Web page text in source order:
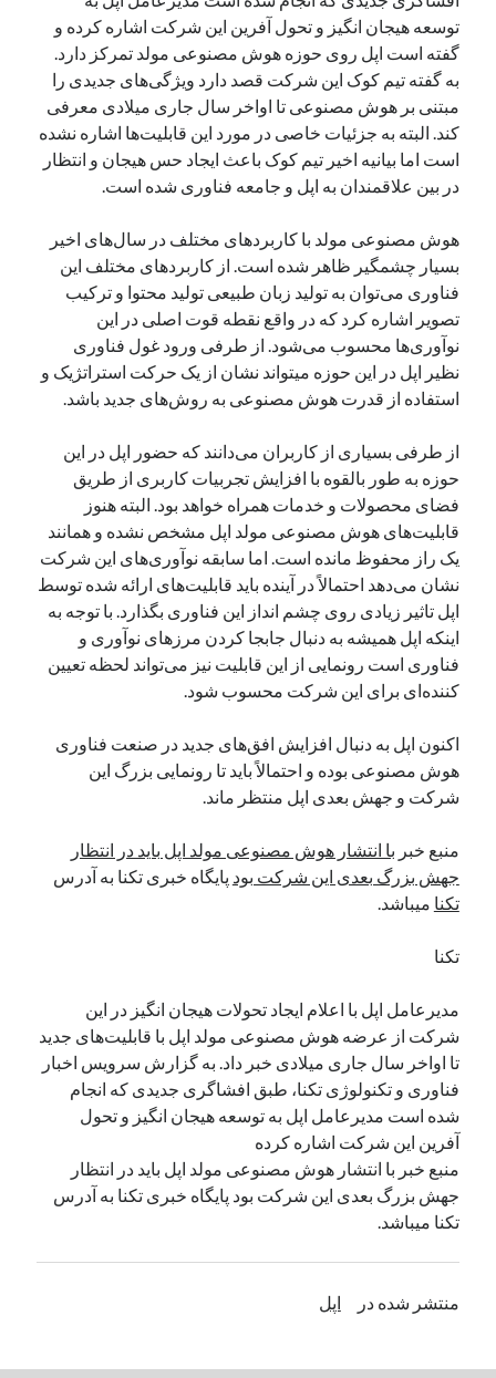
یک نویسنده دیدگاه وردپرس در تعمیرات تخصصی فیس آیدی
بایگانی‌ها
ژانویه 2026
نوامبر 2025
آگوست 2025
جولای 2025
ژوئن 2025
می 2025
آوریل 2025
ژانویه 2025
دسامبر 2024
نوامبر 2024
اکتبر 2024
سپتامبر 2024
آگوست 2024
جولای 2024
ژوئن 2024
فوریه 2024
ژانویه 2024
دسامبر 2023
اکتبر 2023
سپتامبر 2023
آگوست 2023
دسته‌ها
اپل
دسته‌بندی نشده
توسعه هیجان انگیز و تحول آفرین این شرکت اشاره کرده و
گفته است اپل روی حوزه هوش مصنوعی مولد تمرکز دارد.
به گفته تیم کوک این شرکت قصد دارد ویژگی‌های جدیدی را
مبتنی بر هوش مصنوعی تا اواخر سال جاری میلادی معرفی
کند. البته به جزئیات خاصی در مورد این قابلیت‌ها اشاره نشده
است اما بیانیه اخیر تیم کوک باعث ایجاد حس هیجان و انتظار
در بین علاقمندان به اپل و جامعه فناوری شده است.
هوش مصنوعی مولد با کاربردهای مختلف در سال‌های اخیر
بسیار چشمگیر ظاهر شده است. از کاربردهای مختلف این
فناوری می‌توان به تولید زبان طبیعی تولید محتوا و ترکیب
تصویر اشاره کرد که در واقع نقطه قوت اصلی در این
نوآوری‌ها محسوب می‌شود. از طرفی ورود غول فناوری
نظیر اپل در این حوزه میتواند نشان از یک حرکت استراتژیک و
استفاده از قدرت هوش مصنوعی به روش‌های جدید باشد.
از طرفی بسیاری از کاربران می‌دانند که حضور اپل در این
حوزه به طور بالقوه با افزایش تجربیات کاربری از طریق
فضای محصولات و خدمات همراه خواهد بود. البته هنوز
قابلیت‌های هوش مصنوعی مولد اپل مشخص نشده و همانند
یک راز محفوظ مانده است. اما سابقه نوآوری‌های این شرکت
نشان می‌دهد احتمالاً در آینده باید قابلیت‌های ارائه شده توسط
اپل تاثیر زیادی روی چشم انداز این فناوری بگذارد. با توجه به
اینکه اپل همیشه به دنبال جابجا کردن مرزهای نوآوری و
فناوری است رونمایی از این قابلیت نیز می‌تواند لحظه تعیین
کننده‌ای برای این شرکت محسوب شود.
اکنون اپل به دنبال افزایش افق‌های جدید در صنعت فناوری
هوش مصنوعی بوده و احتمالاً باید تا رونمایی بزرگ این
شرکت و جهش بعدی اپل منتظر ماند.
منبع خبر با انتشار هوش مصنوعی مولد اپل باید در انتظار
جهش بزرگ بعدی این شرکت بود پایگاه خبری تکنا به آدرس
تکنا میباشد.
تکنا
مدیرعامل اپل با اعلام ایجاد تحولات هیجان انگیز در این
شرکت از عرضه هوش مصنوعی مولد اپل با قابلیت‌های جدید
تا اواخر سال جاری میلادی خبر داد. به گزارش سرویس اخبار
فناوری و تکنولوژی تکنا، طبق افشاگری جدیدی که انجام
شده است مدیرعامل اپل به توسعه هیجان انگیز و تحول
آفرین این شرکت اشاره کرده
منبع خبر با انتشار هوش مصنوعی مولد اپل باید در انتظار
جهش بزرگ بعدی این شرکت بود پایگاه خبری تکنا به آدرس
تکنا میباشد.
منتشر شده در اپل